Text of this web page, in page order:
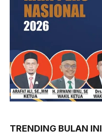
TRENDING BULAN INI